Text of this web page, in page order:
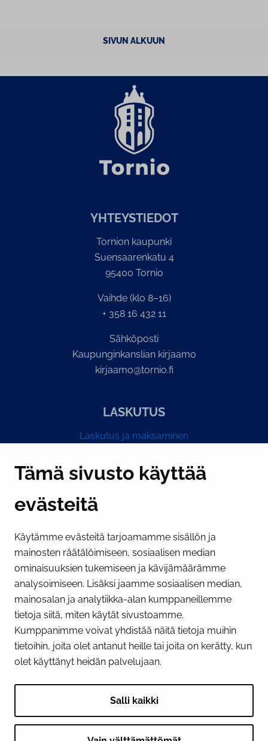
Tämä sivusto käyttää
evästeitä
Käytämme evästeitä tarjoamamme sisällön ja
mainosten räätälöimiseen, sosiaalisen median
ominaisuuksien tukemiseen ja kävijämäärämme
analysoimiseen. Lisäksi jaamme sosiaalisen median,
mainosalan ja analytiikka-alan kumppaneillemme
tietoja siitä, miten käytät sivustoamme.
Kumppanimme voivat yhdistää näitä tietoja muihin
tietoihin, joita olet antanut heille tai joita on kerätty, kun
olet käyttänyt heidän palvelujaan.
Salli kaikki
SIVUN ALKUUN
YH­TEYS­TIE­DOT
Tornion kaupunki
Suensaarenkatu 4
95400 Tornio
Vaihde (klo 8–16)
+ 358 16 432 11
Sähköposti
Kaupunginkanslian kirjaamo
kirjaamo@tornio.fi
LASKUTUS
Laskutus ja maksaminen
PI­KA­LINK­KE­JÄ
Näytä evästeasetukseni
SOSIAALINEN MEDIA
Facebook InstagramYouTube